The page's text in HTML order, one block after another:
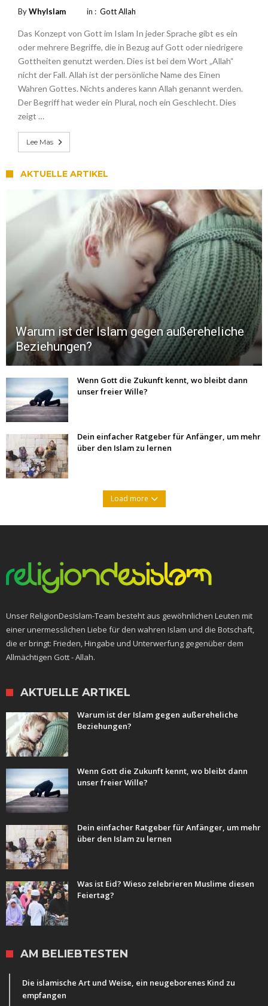
ByWhyIslam in : Gott Allah
Das Konzept von Gott im Islam In jeder Sprache gibt es ein
oder mehrere Begriffe, die in Bezug auf Gott oder niedrigere
Gottheiten genutzt werden. Dies ist bei dem Wort „Allah“
nicht der Fall. Allah ist der persönliche Name des Einen
Wahren Gottes. Nichts anderes kann Allah genannt werden.
Der Begriff hat weder ein Plural, noch ein Geschlecht. Dies
zeigt …
Lee Mas
AKTUELLE ARTIKEL
Warum ist der Islam gegen außereheliche
Beziehungen?
Wenn Gott die Zukunft kennt, wo bleibt dann
unser freier Wille?
Dein einfacher Ratgeber für Anfänger, um mehr
über den Islam zu lernen
Load more
Unser ReligionDesIslam-Team besteht aus gewöhnlichen Leuten mit
einer unermesslichen Liebe für den wahren Islam und die Botschaft,
die er bringt: Frieden, Hingabe und Unterwerfung gegenüber dem
Allmächtigen Gott - Allah.
AKTUELLE ARTIKEL
Warum ist der Islam gegen außereheliche
Beziehungen?
Wenn Gott die Zukunft kennt, wo bleibt dann
unser freier Wille?
Dein einfacher Ratgeber für Anfänger, um mehr
über den Islam zu lernen
Was ist Eid? Wieso zelebrieren Muslime diesen
Feiertag?
AM BELIEBTESTEN
Die islamische Art und Weise, ein neugeborenes Kind zu
empfangen